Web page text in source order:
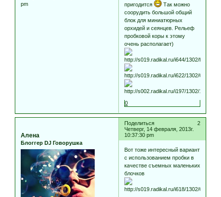
pm
пригодится
Так можно
соорудить большой общий
блок для миниатюрных
орхидей и сеянцев. Рельеф
пробковой коры к этому
очень располагает)
0
Поделиться
2
Четверг, 14 февраля, 2013г.
10:37:30 pm
Алена
Блоггер DJ Говорушка
Вот тоже интересный вариант
с использованием пробки в
качестве съемных маленьких
блочков